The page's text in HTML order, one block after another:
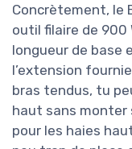
Concrètement, le
outil filaire de 900
longueur de base
l’extension
bras tendus, tu
haut sans monter
pour les haies